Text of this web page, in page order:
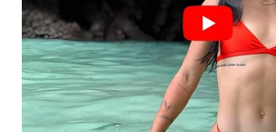
WAHANA
UMKM
WAHANA